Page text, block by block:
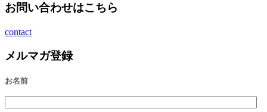
お問い合わせはこちら
contact
メルマガ登録
お名前